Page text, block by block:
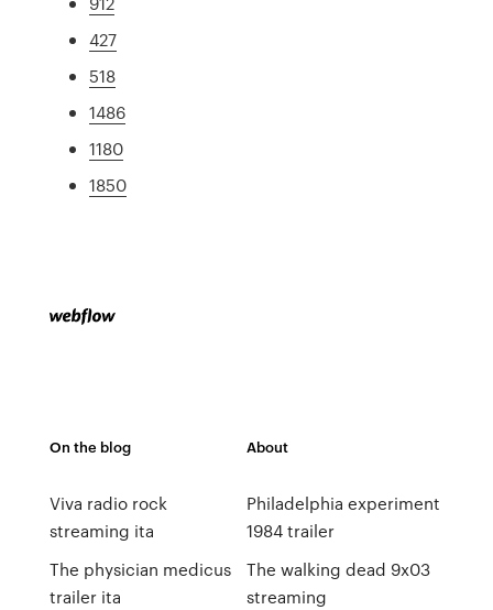
427
518
1486
1180
1850
On the blog
Viva radio rock
streaming ita
The physician medicus
trailer ita
About
Philadelphia experiment
1984 trailer
The walking dead 9x03
streaming